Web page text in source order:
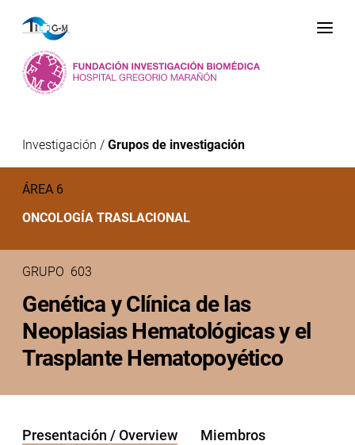
Investigación /Grupos de investigación
ÁREA 6
ONCOLOGÍA TRASLACIONAL
GRUPO 603
Genética y Clínica de las
Neoplasias Hematológicas y el
Trasplante Hematopoyético
Presentación / Overview
Miembros